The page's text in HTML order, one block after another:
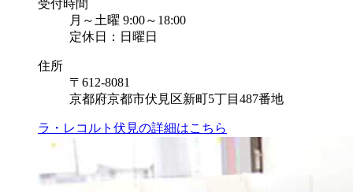
受付時間
月～土曜 9:00～18:00
定休日：日曜日
住所
〒612-8081
京都府京都市伏見区新町5丁目487番地
ラ・レコルト伏見の詳細はこちら